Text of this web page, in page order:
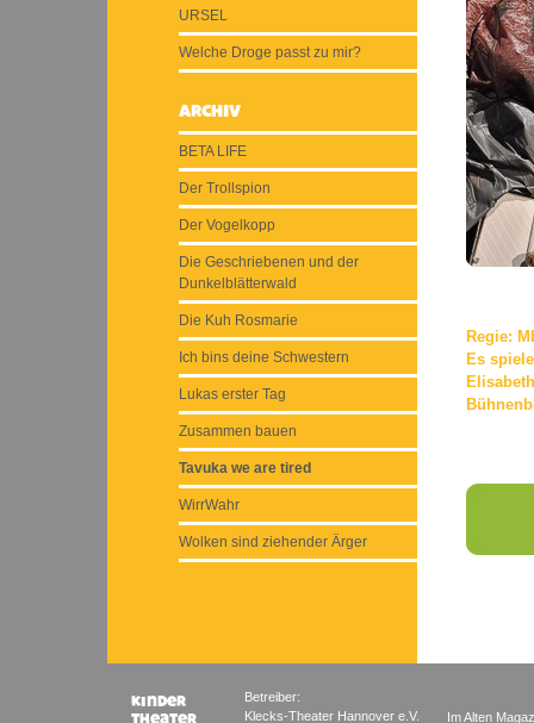
URSEL
Welche Droge passt zu mir?
Archiv
BETA LIFE
Der Trollspion
Der Vogelkopp
Die Geschriebenen und der
Dunkelblätterwald
Die Kuh Rosmarie
Ich bins deine Schwestern
Lukas erster Tag
Zusammen bauen
Tavuka we are tired
WirrWahr
Wolken sind ziehender Ärger
Regie:
Es
Betreiber:
Klecks-Theater Hannover e.V.
Im Alten